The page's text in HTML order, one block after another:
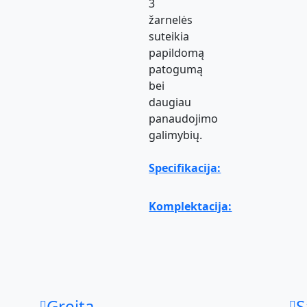
3
žarnelės
suteikia
papildomą
patogumą
bei
daugiau
panaudojimo
galimybių.
Specifikacija:
Komplektacija: